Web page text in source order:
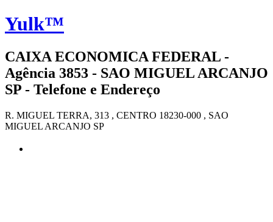
Yulk™
CAIXA ECONOMICA FEDERAL -
Agência 3853 - SAO MIGUEL ARCANJO
SP - Telefone e Endereço
R. MIGUEL TERRA, 313 , CENTRO 18230-000 , SAO
MIGUEL ARCANJO SP